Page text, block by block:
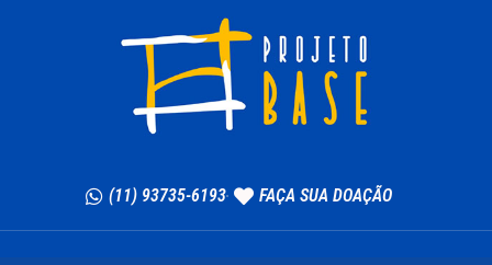
(11) 93735-6193 FAÇA SUA DOAÇÃO